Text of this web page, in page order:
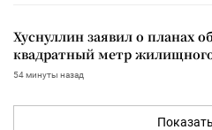
Хуснуллин заявил о планах
квадратный метр
54 минуты назад